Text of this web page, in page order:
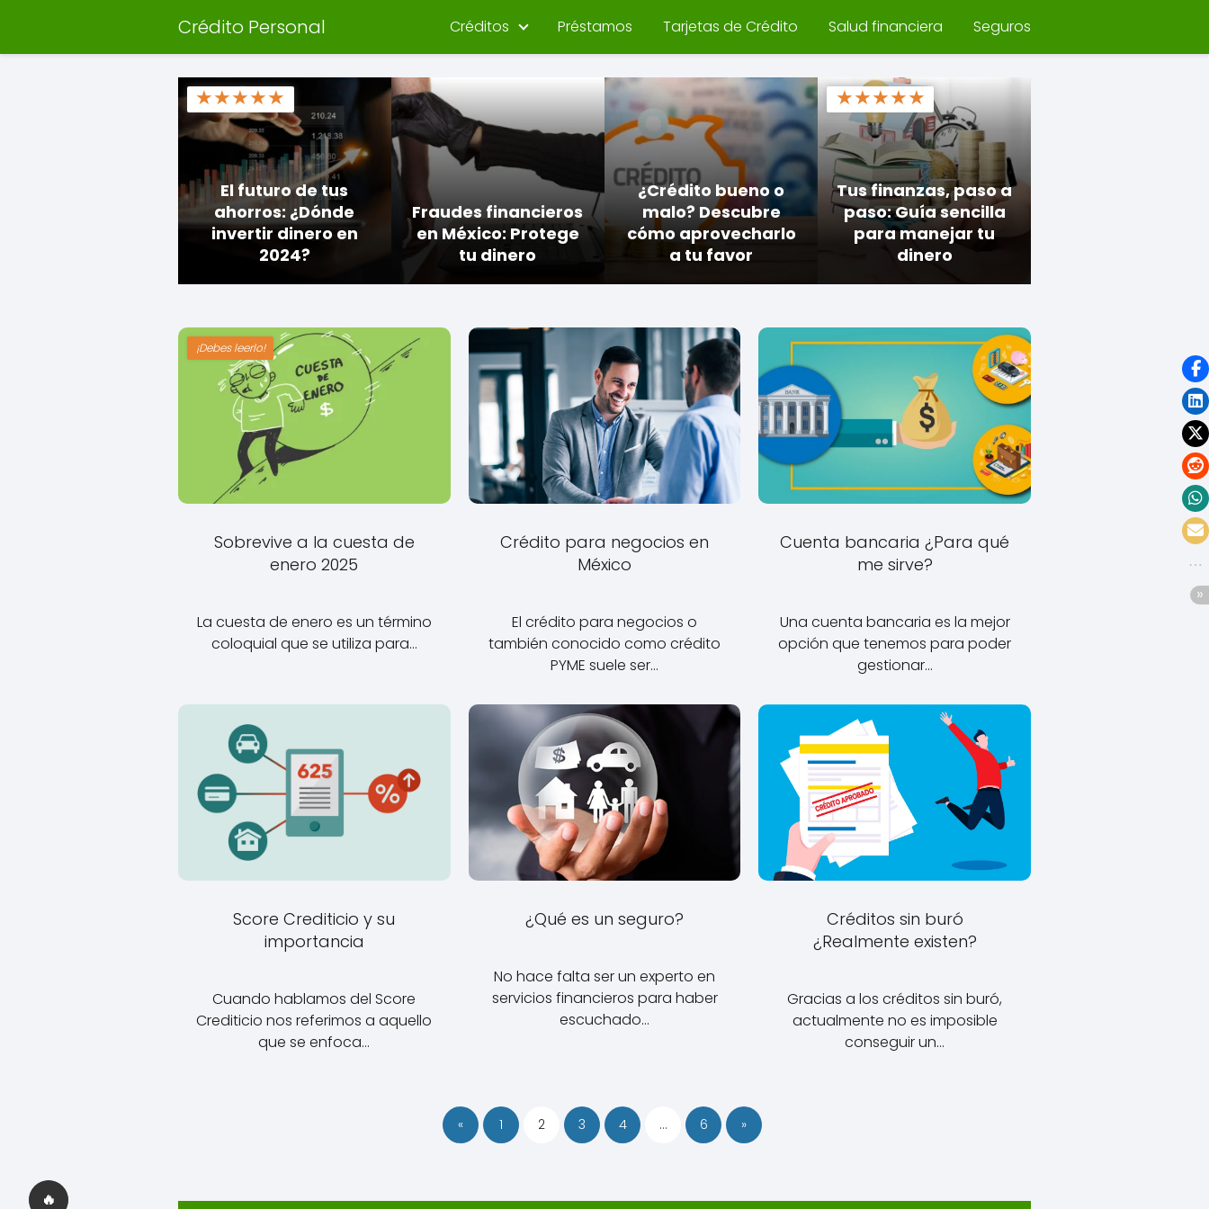
🔥
Crédito Personal Créditos Préstamos Tarjetas de Crédito Salud financiera Seguros
★★★★★
El futuro de tus
ahorros: ¿Dónde
invertir dinero en
2024?
Fraudes financieros
en México: Protege
tu dinero
¿Crédito bueno o
malo? Descubre
cómo aprovecharlo
a tu favor
★★★★★
Tus finanzas, paso a
paso: Guía sencilla
para manejar tu
dinero
¡Debes leerlo!
Sobrevive a la cuesta de
enero 2025
La cuesta de enero es un término
coloquial que se utiliza para…
Crédito para negocios en
México
El crédito para negocios o
también conocido como crédito
PYME suele ser…
Cuenta bancaria ¿Para qué
me sirve?
Una cuenta bancaria es la mejor
opción que tenemos para poder
gestionar…
Score Crediticio y su
importancia
Cuando hablamos del Score
Crediticio nos referimos a aquello
que se enfoca…
¿Qué es un seguro?
No hace falta ser un experto en
servicios financieros para haber
escuchado…
Créditos sin buró
¿Realmente existen?
Gracias a los créditos sin buró,
actualmente no es imposible
conseguir un…
« 1 2 3 4 … 6 »